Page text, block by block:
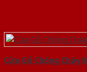
Cửa Gỗ Chống Cháy